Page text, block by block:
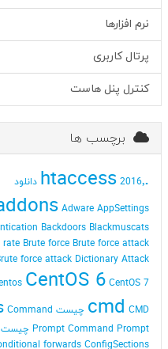
نرم افزارها
پرتال کاربری
کنترل پنل هاست
برچسب ها
.htaccess2016٬ دانلود
Adware AppSettings
Backdoors Blackmuscats
rate Brute force Brute force attack
force attack Dictionary Attack
CentOS 6 CentOS 7
cmd CMD چیست
Command
Prompt Command Prompt چیست
forwards ConfigSections